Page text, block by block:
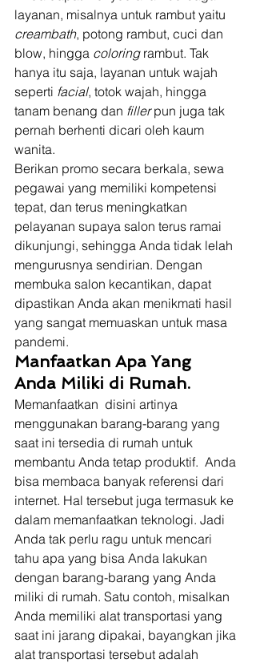
layanan, misalnya untuk rambut yaitu
creambath, potong rambut, cuci dan
blow, hingga coloring rambut. Tak
hanya itu saja, layanan untuk wajah
seperti facial, totok wajah, hingga
tanam benang dan filler pun juga tak
pernah berhenti dicari oleh kaum
wanita.
Berikan promo secara berkala, sewa
pegawai yang memiliki kompetensi
tepat, dan terus meningkatkan
pelayanan supaya salon terus ramai
dikunjungi, sehingga Anda tidak lelah
mengurusnya sendirian. Dengan
membuka salon kecantikan, dapat
dipastikan Anda akan menikmati hasil
yang sangat memuaskan untuk masa
pandemi.
Manfaatkan Apa Yang
Anda Miliki di Rumah.
Memanfaatkan  disini artinya
menggunakan barang-barang yang
saat ini tersedia di rumah untuk
membantu Anda tetap produktif.  Anda
bisa membaca banyak referensi dari
internet. Hal tersebut juga termasuk ke
dalam memanfaatkan teknologi. Jadi
Anda tak perlu ragu untuk mencari
tahu apa yang bisa Anda lakukan
dengan barang-barang yang Anda
miliki di rumah. Satu contoh, misalkan
Anda memiliki alat transportasi yang
saat ini jarang dipakai, bayangkan jika
alat transportasi tersebut adalah